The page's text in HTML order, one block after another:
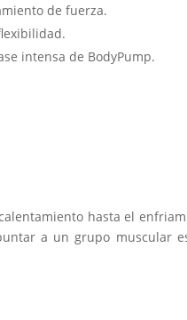
de fuerza.
intensa de BodyPump.
hasta el
a un grupo muscular